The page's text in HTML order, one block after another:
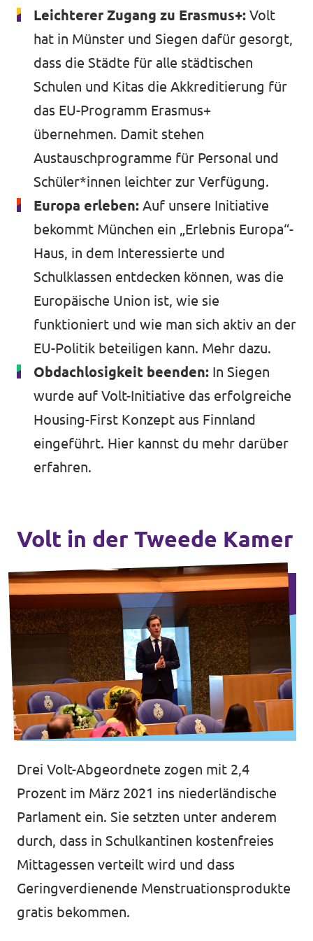
Leichterer Zugang zu Erasmus+: Volt
hat in Münster und Siegen dafür gesorgt,
dass die Städte für alle städtischen
Schulen und Kitas die Akkreditierung für
das EU-Programm Erasmus+
übernehmen. Damit stehen
Austauschprogramme für Personal und
Schüler*innen leichter zur Verfügung.
Europa erleben: Auf unsere Initiative
bekommt München ein „Erlebnis Europa“-
Haus, in dem Interessierte und
Schulklassen entdecken können, was die
Europäische Union ist, wie sie
funktioniert und wie man sich aktiv an der
EU-Politik beteiligen kann. Mehr dazu.
Obdachlosigkeit beenden: In Siegen
wurde auf Volt-Initiative das erfolgreiche
Housing-First Konzept aus Finnland
eingeführt. Hier kannst du mehr darüber
erfahren.
Volt in der Tweede Kamer
Drei Volt-Abgeordnete zogen mit 2,4
Prozent im März 2021 ins niederländische
Parlament ein. Sie setzten unter anderem
durch, dass in Schulkantinen kostenfreies
Mittagessen verteilt wird und dass
Geringverdienende Menstruationsprodukte
gratis bekommen.